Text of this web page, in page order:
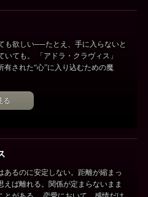
も欲しい──たとえ、手に入らないと
いても。 「アドラ・クラヴィス」
有された“心”に入り込むための魔
る
あるのに安定しない。距離が縮まっ
えば離れる。関係が定まらないまま